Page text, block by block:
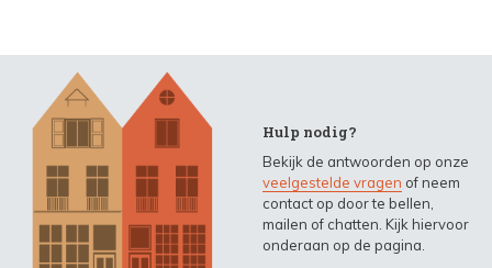
Hulp nodig?
Bekijk de antwoorden op onze
veelgestelde vragen of neem
contact op door te bellen,
mailen of chatten. Kijk hiervoor
onderaan op de pagina.